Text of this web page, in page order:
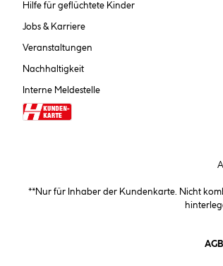
Hilfe für geflüchtete Kinder
Jobs & Karriere
Veranstaltungen
Nachhaltigkeit
Interne Meldestelle
**Nur für Inhaber der Kundenkarte. Nicht